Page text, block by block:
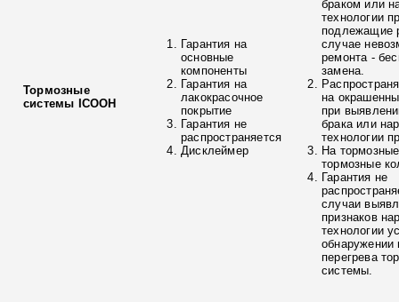
Тормозные
системы ICOOH
Гарантия на
основные
компоненты
Гарантия на
лакокрасочное
покрытие
Гарантия не
распространяется
Дисклеймер
браком или
технологии
подлежащие
случае
ремонта -
замена.
на
при
брака или
технологии
На
тормозные
Гарантия не
случаи
признаков
технологии
обнаружении
перегрева
системы.